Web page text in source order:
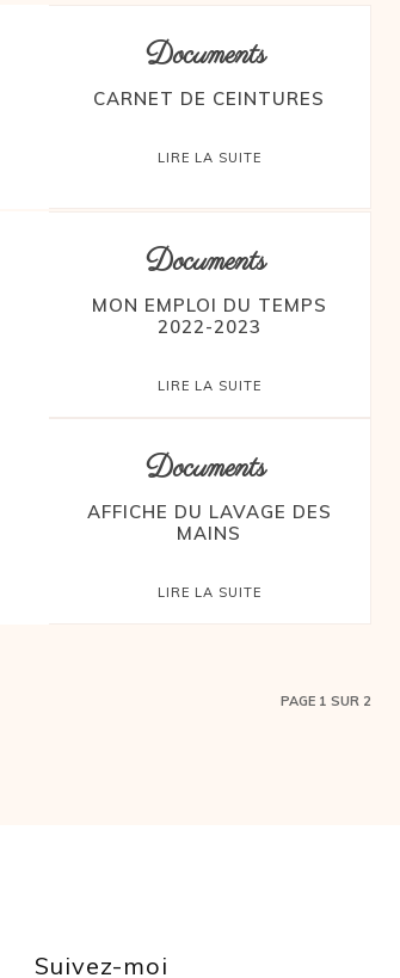
Documents
CARNET DE CEINTURES
LIRE LA SUITE
Documents
MON EMPLOI DU TEMPS
2022-2023
LIRE LA SUITE
Documents
AFFICHE DU LAVAGE DES
MAINS
LIRE LA SUITE
PAGE 1 SUR 2
Suivez-moi